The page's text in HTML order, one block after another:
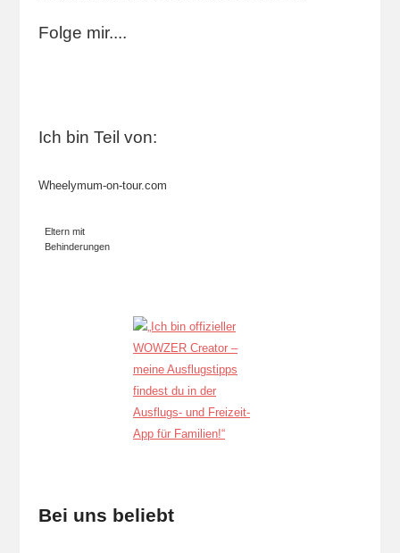
Folge mir....
Ich bin Teil von:
Wheelymum-on-tour.com
Eltern mit
Behinderungen
Bei uns beliebt